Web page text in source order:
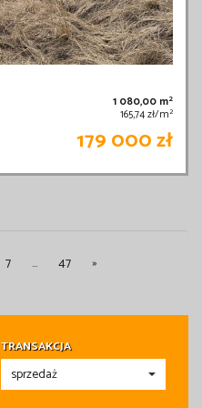
1 080,00 m2
165,74 zł/m2
179 000 zł
7 ... 47 »
TRANSAKCJA